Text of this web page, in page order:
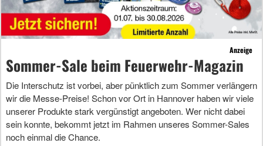
Anzeige
Sommer-Sale beim Feuerwehr-Magazin
Die Interschutz ist vorbei, aber pünktlich zum Sommer verlängern
wir die Messe-Preise! Schon vor Ort in Hannover haben wir viele
unserer Produkte stark vergünstigt angeboten. Wer nicht dabei
sein konnte, bekommt jetzt im Rahmen unseres Sommer-Sales
noch einmal die Chance.